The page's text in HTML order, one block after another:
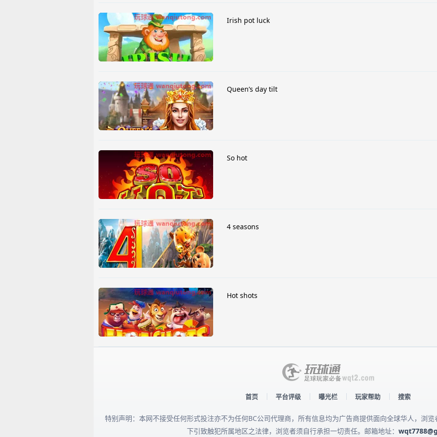
Irish pot luck
Queen’s day tilt
So hot
4 seasons
Hot shots
首页 平台评级 曝光栏 玩家帮助 搜索
特别声明：本网不接受任何形式投注亦不为任何BC公司代理商，所有信息均为广告商提供面向全球华人，浏
下引致触犯所属地区之法律，浏览者须自行承担一切责任。邮箱地址：